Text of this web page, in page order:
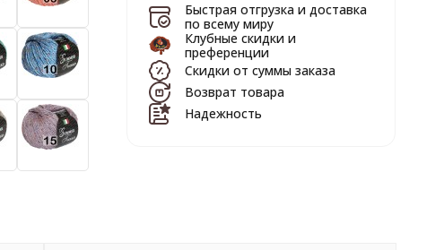
Быстрая отгрузка и доставка
по всему миру
Клубные скидки и
преференции
Скидки от суммы заказа
Возврат товара
Надежность